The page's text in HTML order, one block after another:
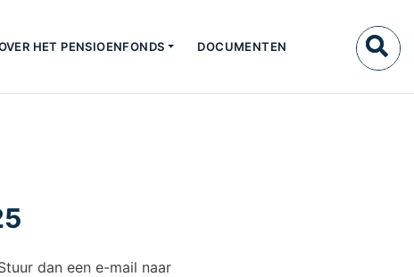
HET PENSIOENFONDS DOCUMENTEN
dan een e-mail naar